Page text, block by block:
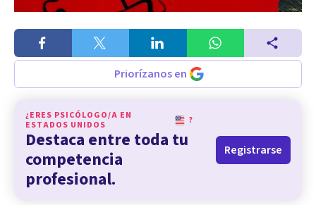
Priorízanos en
¿ERES PSICÓLOGO/A EN
ESTADOS UNIDOS
?
Destaca entre toda tu
competencia
profesional.
Registrarse